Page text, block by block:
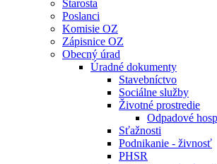
Starosta
Poslanci
Komisie OZ
Zápisnice OZ
Obecný úrad
Úradné dokumenty
Stavebníctvo
Sociálne služby
Životné prostredie
Odpadové
Sťažnosti
Podnikanie - živnosť
PHSR